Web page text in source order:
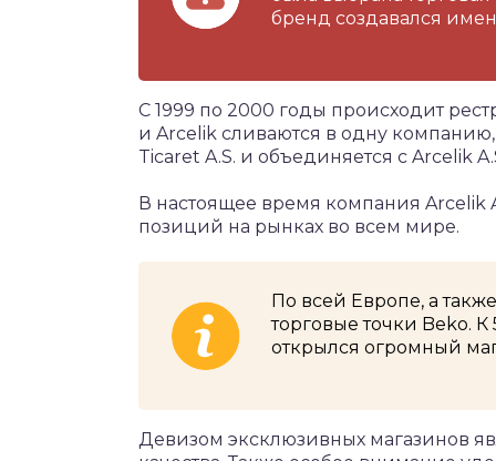
бренд создавался
С 1999 по 2000 годы происходит
и Arcelik сливаются в одну
Ticaret A.S. и объединяется с Arcelik
В настоящее время компания Arcelik
позиций на рынках во всем мире.
По всей Европе, а
торговые точки Beko.
открылся огромный
Девизом эксклюзивных магазинов